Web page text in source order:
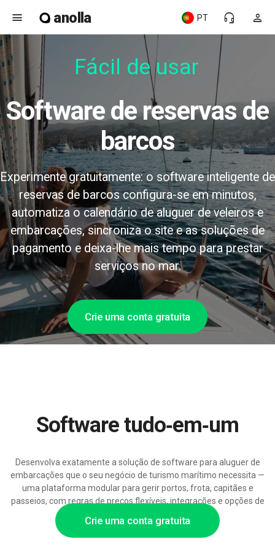
menu anolla person
headset_mic
PT
Fácil de usar
Software de reservas de
barcos
Experimente gratuitamente: o software inteligente de
reservas de barcos configura-se em minutos,
automatiza o calendário de aluguer de veleiros e
embarcações, sincroniza o site e as soluções de
pagamento e deixa-lhe mais tempo para prestar
serviços no mar.
Crie uma conta gratuita
Crie uma conta gratuita
Software tudo‑em‑um
Desenvolva exatamente a solução de software para aluguer de
embarcações que o seu negócio de turismo marítimo necessita —
uma plataforma modular para gerir portos, frota, capitães e
passeios, com regras de preços flexíveis, integrações e opções de